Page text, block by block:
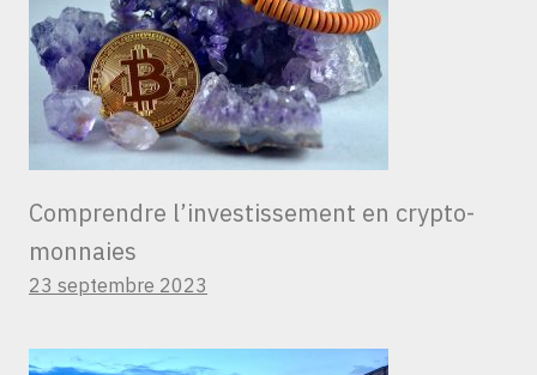
Comprendre l’investissement en crypto-
monnaies
23 septembre 2023